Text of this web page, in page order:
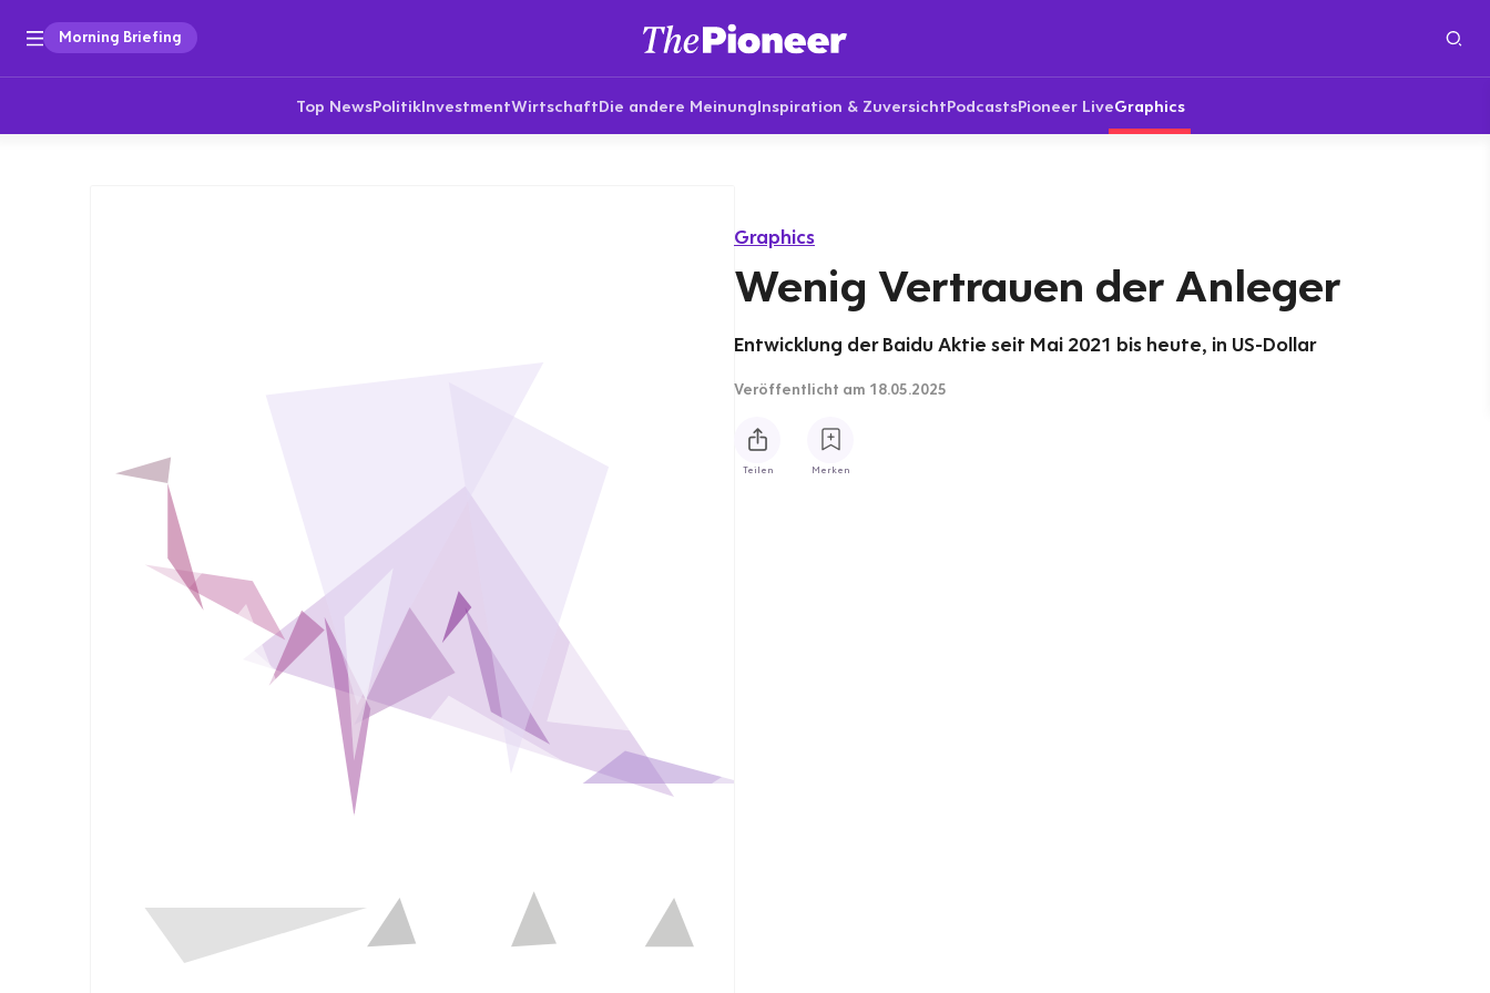
Morning Briefing
Top NewsPolitikInvestmentWirtschaftDie andere MeinungInspiration & ZuversichtPodcastsPioneer LiveGraphics
Graphics
Wenig Vertrauen der Anleger
Entwicklung der Baidu Aktie seit Mai 2021 bis heute, in US-Dollar
Veröffentlicht am 18.05.2025
Teilen Merken